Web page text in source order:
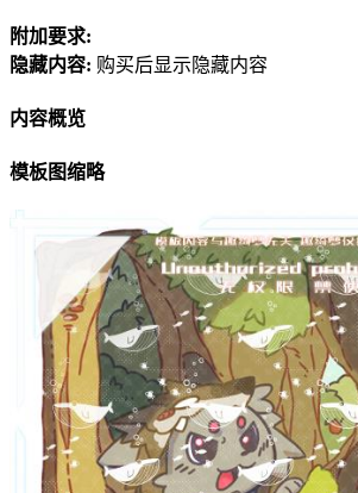
附加要求:
隐藏内容: 购买后显示隐藏内容
内容概览
模板图缩略